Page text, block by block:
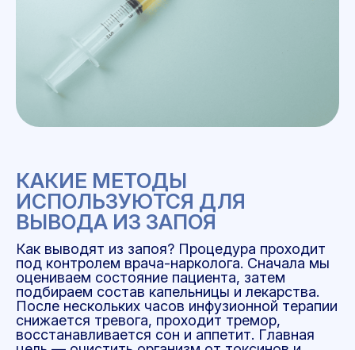
КАКИЕ МЕТОДЫ
ИСПОЛЬЗУЮТСЯ ДЛЯ
ВЫВОДА ИЗ ЗАПОЯ
Как выводят из запоя? Процедура проходит
под контролем врача-нарколога. Сначала мы
оцениваем состояние пациента, затем
подбираем состав капельницы и лекарства.
После нескольких часов инфузионной терапии
снижается тревога, проходит тремор,
восстанавливается сон и аппетит. Главная